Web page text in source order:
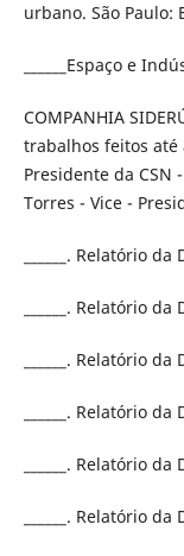
urbano. São Paulo:
______Espaço e
COMPANHIA
trabalhos feitos até
Presidente da CSN
Torres - Vice -
______. Relatório
______. Relatório
______. Relatório
______. Relatório
______. Relatório
______. Relatório